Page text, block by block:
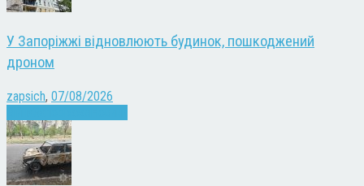
У Запоріжжі відновлюють будинок, пошкоджений
дроном
zapsich, 07/08/2026